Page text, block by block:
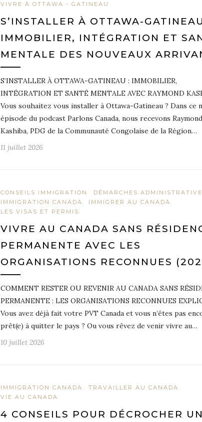
VIVRE À OTTAWA - GATINEAU
S’INSTALLER À OTTAWA-
IMMOBILIER, INTÉGRATION ET
MENTALE DES NOUVEAUX
S’INSTALLER À OTTAWA-GATINEAU : IMMOBILIER,
INTÉGRATION ET SANTÉ MENTALE AVEC RAYMOND
Vous souhaitez vous installer à Ottawa-Gatineau ? Dans ce
épisode du podcast Parlons Canada, nous recevons Raymond
Kashiba, PDG de la Communauté Congolaise de la Région…
11 juillet 2026
CONSEILS IMMIGRATION
DÉMARCHES
IMMIGRATION CANADA
IMMIGRER AU CANADA
LES VISAS ET PERMIS
VIVRE AU CANADA SANS
PERMANENTE AVEC LES
ORGANISATIONS RECONNUES
COMMENT RESTER OU REVENIR AU CANADA SANS
PERMANENTE : LES ORGANISATIONS RECONNUES
Vous avez déjà fait votre PVT Canada et vous n’êtes pas
prêt(e) à quitter le pays ? Ou vous rêvez de venir vivre au…
10 juillet 2026
IMMIGRATION CANADA
TRAVAILLER AU CANADA
VIE AU CANADA
4 CONSEILS POUR DÉCROCHER UN